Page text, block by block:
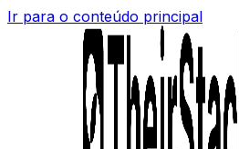
Ir para o conteúdo principal